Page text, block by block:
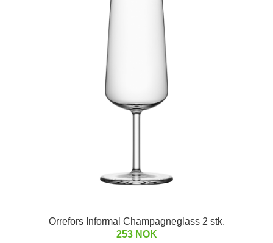
Orrefors Informal Champagneglass 2 stk.
253 NOK